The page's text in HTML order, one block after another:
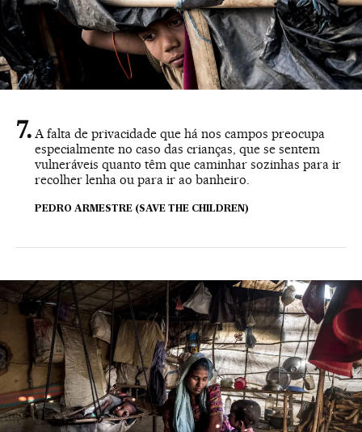
A falta de privacidade que há nos campos preocupa
especialmente no caso das crianças, que se sentem
vulneráveis quanto têm que caminhar sozinhas para ir
recolher lenha ou para ir ao banheiro.
PEDRO ARMESTRE (SAVE THE CHILDREN)